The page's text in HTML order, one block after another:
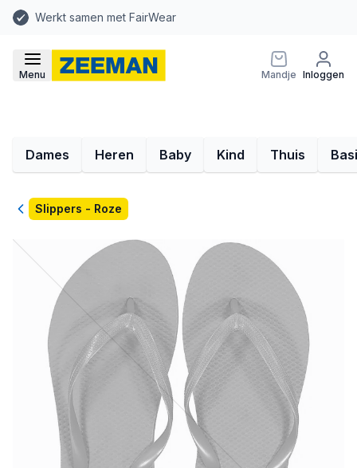
Werkt samen met FairWear
Menu Mandje Inloggen
Dames Heren Baby Kind Thuis
TerugSlippers - Roze